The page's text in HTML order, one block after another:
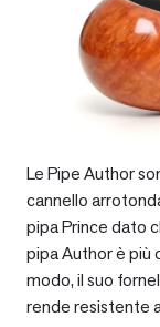
Le Pipe Author
cannello
pipa Prince dato
pipa Author è più
modo, il suo
rende resistente